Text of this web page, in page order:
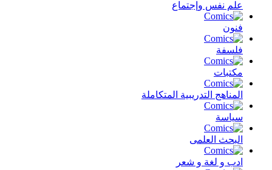
علم نفس وإجتماع
فنون
فلسفة
مكتبات
المناهج التدريبية المتكاملة
سياسة
البحث العلمى
ادب و لغة و شعر